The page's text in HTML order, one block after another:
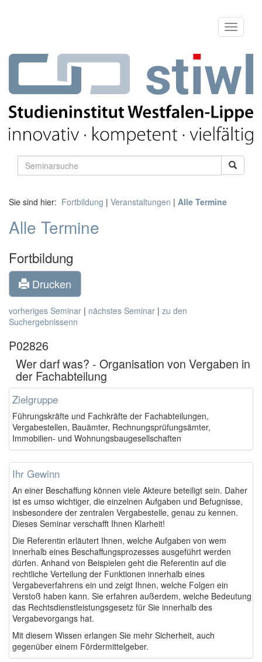
Sie sind hier: Fortbildung | Veranstaltungen | Alle Termine
Alle Termine
Fortbildung
Drucken
vorheriges Seminar | nächstes Seminar | zu den
Suchergebnissenn
P02826
Wer darf was? - Organisation von Vergaben in
der Fachabteilung
Zielgruppe
Führungskräfte und Fachkräfte der Fachabteilungen,
Vergabestellen, Bauämter, Rechnungsprüfungsämter,
Immobilien- und Wohnungsbaugesellschaften
Ihr Gewinn
An einer Beschaffung können viele Akteure beteiligt sein. Daher
ist es umso wichtiger, die einzelnen Aufgaben und Befugnisse,
insbesondere der zentralen Vergabestelle, genau zu kennen.
Dieses Seminar verschafft Ihnen Klarheit!
Die Referentin erläutert Ihnen, welche Aufgaben von wem
innerhalb eines Beschaffungsprozesses ausgeführt werden
dürfen. Anhand von Beispielen geht die Referentin auf die
rechtliche Verteilung der Funktionen innerhalb eines
Vergabeverfahrens ein und zeigt Ihnen, welche Folgen ein
Verstoß haben kann. Sie erfahren außerdem, welche Bedeutung
das Rechtsdienstleistungsgesetz für Sie innerhalb des
Vergabevorgangs hat.
Mit diesem Wissen erlangen Sie mehr Sicherheit, auch
gegenüber einem Fördermittelgeber.